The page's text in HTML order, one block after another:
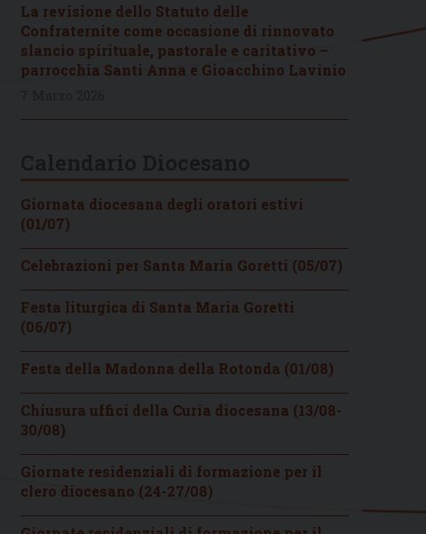
La revisione dello Statuto delle
Confraternite come occasione di rinnovato
slancio spirituale, pastorale e caritativo –
parrocchia Santi Anna e Gioacchino Lavinio
Giornata diocesana degli oratori estivi
(01/07)
Celebrazioni per Santa Maria Goretti (05/07)
Festa liturgica di Santa Maria Goretti
(06/07)
Festa della Madonna della Rotonda (01/08)
Chiusura uffici della Curia diocesana (13/08-
30/08)
Giornate residenziali di formazione per il
clero diocesano (24-27/08)